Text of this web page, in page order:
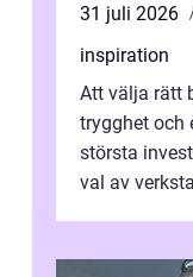
31 juli 2026
inspiration
Att välja rätt
trygghet och
största
val av